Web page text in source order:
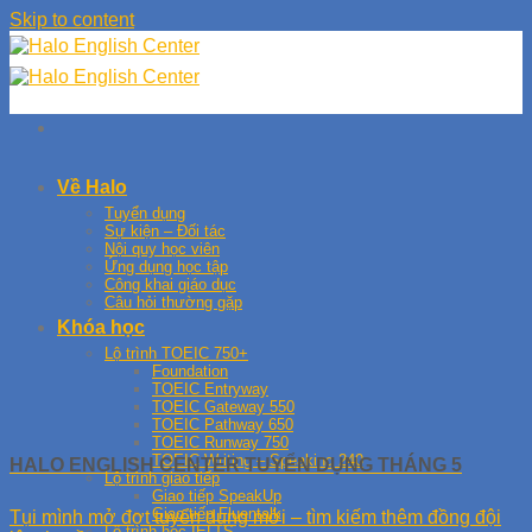
Skip to content
Về Halo
Tuyển dụng
Sự kiện – Đối tác
Nội quy học viên
Ứng dụng học tập
Công khai giáo dục
Câu hỏi thường gặp
Khóa học
Lộ trình TOEIC 750+
Foundation
TOEIC Entryway
TOEIC Gateway 550
TOEIC Pathway 650
TOEIC Runway 750
TOEIC Writing – Speaking 240
Lộ trình giao tiếp
Giao tiếp SpeakUp
Giao tiếp Fluentalk
HALO ENGLISH CENTER TUYỂN DỤNG THÁNG 5
Tụi mình mở đợt tuyển dụng mới – tìm kiếm thêm đồng đội